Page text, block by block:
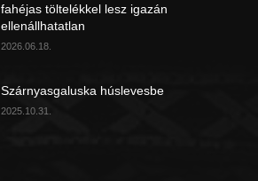
fahéjas töltelékkel lesz igazán
ellenállhatatlan
2026.06.18.
Szárnyasgaluska húslevesbe
2025.10.31.